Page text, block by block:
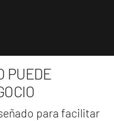
PUEDE
para facilitar